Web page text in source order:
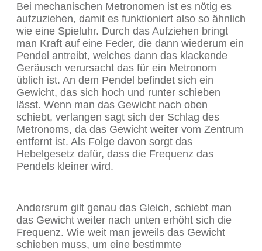
Bei mechanischen Metronomen ist es nötig es
aufzuziehen, damit es funktioniert also so ähnlich
wie eine Spieluhr. Durch das Aufziehen bringt
man Kraft auf eine Feder, die dann wiederum ein
Pendel antreibt, welches dann das klackende
Geräusch verursacht das für ein Metronom
üblich ist. An dem Pendel befindet sich ein
Gewicht, das sich hoch und runter schieben
lässt. Wenn man das Gewicht nach oben
schiebt, verlangen sagt sich der Schlag des
Metronoms, da das Gewicht weiter vom Zentrum
entfernt ist. Als Folge davon sorgt das
Hebelgesetz dafür, dass die Frequenz das
Pendels kleiner wird.
Andersrum gilt genau das Gleich, schiebt man
das Gewicht weiter nach unten erhöht sich die
Frequenz. Wie weit man jeweils das Gewicht
schieben muss, um eine bestimmte